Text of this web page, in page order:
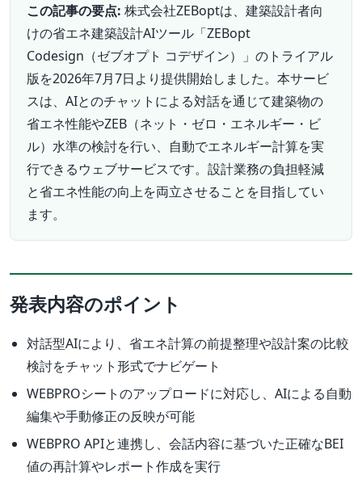
この記事の要点: 株式会社ZEBoptは、建築設計者向
けの省エネ建築設計AIツール「ZEBopt
Codesign（ゼブオプト コデザイン）」のトライアル
版を2026年7月7日より提供開始しました。本サービ
スは、AIとのチャットによる対話を通じて建築物の
省エネ性能やZEB（ネット・ゼロ・エネルギー・ビ
ル）水準の検討を行い、自動でエネルギー計算を実
行できるウェブサービスです。設計業務の負担軽減
と省エネ性能の向上を両立させることを目指してい
ます。
発表内容のポイント
対話型AIにより、省エネ計算の前提整理や設計案の比較
検討をチャット形式でナビゲート
WEBPROシートのアップロードに対応し、AIによる自動
編集や手動修正の反映が可能
WEBPRO APIと連携し、会話内容に基づいた正確なBEI
値の再計算やレポート作成を実行